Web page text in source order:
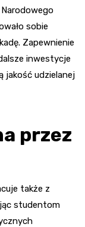
sobie
Zapewnienie
inwestycje
jakość udzielanej
przez
także z
studentom